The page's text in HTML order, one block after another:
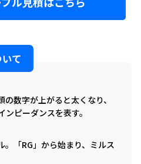
て
数字が上がると太くなり、
ンピーダンスを表す。
「RG」から始まり、ミルス